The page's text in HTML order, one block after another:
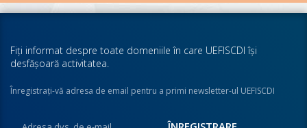
Fiţi informat despre toate domeniile în care UEFISCDI îşi
desfăşoară activitatea.
Înregistraţi-vă adresa de email pentru a primi newsletter-ul UEFISCDI